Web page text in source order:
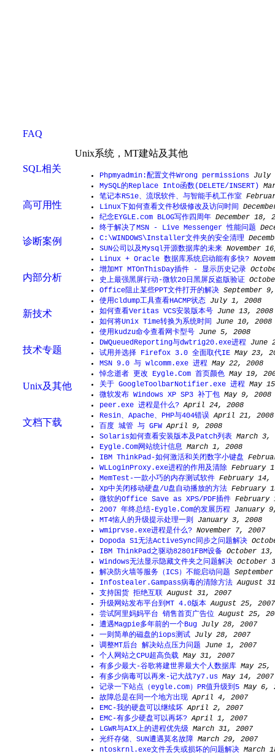
FAQ
SQL相关
高可用性
诊断案例
内部分析
新技术
技术专题
Unix及其他
文档下载
Unix系统，MT建站及其他
Phpmyadmin:配置文件Wrong permissions July
MySQL的Replace Into函数(DELETE/INSERT)
笔记本R51e、流氓软件、与智能手机工作室
Linux下如何查看文件秒级修改及访问时间
纪念EYGLE.com BLOG写作四周年 December 18,
终于解决了MSN - Live Messenger 性能问题
C:\WINDOWS\Installer文件夹的安全清理
SUN公司以及Mysql开源数据库的未来 November
Linux + Oracle 数据库系统启动能有多快?
增加MT MTOnThisDay插件 - 显示历史记录
史上最强黑屏行动-微软20日黑屏反盗版验证
Office阻止某些PPT文件打开的解决 September
使用cldump工具查看HACMP状态 July 1, 2008
如何查看Veritas VCS安装版本号 June 13, 2008
如何将Unix Time转换为系统时间 June 10, 2008
使用kudzu命令查看网卡型号 June 5, 2008
DWQueuedReporting与dwtrig20.exe进程 June
试用并选择 Firefox 3.0 全面取代IE May 23,
MSN 9.0 与 wlcomm.exe 进程 May 22, 2008
悼念逝者 更改 Eygle.Com 首页颜色 May 19,
关于 GoogleToolbarNotifier.exe 进程 May
微软发布 Windows XP SP3 补丁包 May 9, 2008
peer.exe 进程是什么? April 24, 2008
Resin、Apache、PHP与404错误 April 21, 2008
百度 城管 与 GFW April 9, 2008
Solaris如何查看安装版本及Patch列表 March 3,
Eygle.Com网站统计信息 March 1, 2008
IBM ThinkPad-如何激活和关闭数字小键盘
WLLoginProxy.exe进程的作用及清除 February
MemTest-一款小巧的内存测试软件 February 14,
Xp中关闭移动硬盘/U盘自动播放的方法 February
微软的Office Save as XPS/PDF插件 February
2007 年终总结-Eygle.Com的发展历程 January
MT4恼人的升级提示处理一则 January 3, 2008
wmiprvse.exe进程是什么? November 7, 2007
Dopoda S1无法ActiveSync同步之问题解决
IBM ThinkPad之驱动82801FBM设备 October 13,
Windows无法显示隐藏文件夹之问题解决 October
解决防火墙等服务（ICS）不能启动问题
Infostealer.Gampass病毒的清除方法 August
支持国货 拒绝互联 August 31, 2007
升级网站发布平台到MT 4.0版本 August 25, 2007
尝试阿里妈妈平台 销售首页广告位 August 25,
遭遇Magpie多年前的一个Bug July 28, 2007
一则简单的磁盘的iops测试 July 28, 2007
调整MT后台 解决站点压力问题 June 1, 2007
个人网站之CPU超高负载 May 31, 2007
有多少最大-谷歌将建世界最大个人数据库 May 25,
有多少病毒可以再来-记大战7y7.us May 14, 2007
记录一下站点（eygle.com）PR值升级到5 May 6,
故障总是在同一个地方出现 April 4, 2007
EMC-我的硬盘可以继续坏 April 2, 2007
EMC-有多少硬盘可以再坏? April 1, 2007
LGWR与AIX上的进程优先级 March 31, 2007
光纤存储、SUN遭遇莫名故障 March 29, 2007
ntoskrnl.exe文件丢失或损坏的问题解决 March